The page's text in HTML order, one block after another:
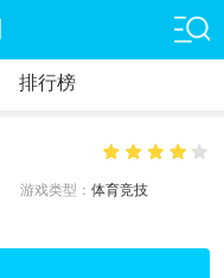
排行榜
游戏类型： 体育竞技